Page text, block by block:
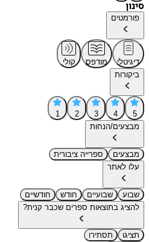
סינון
פורמטים
דיגיטלי מודפס
קולי
ביקורות
5
4
3
2
1
מבצעים/הנחות
מבצעים
ספרייה ציבורית
עלו לאתר
שבוע שבועיים חודש
חודשיים
להציג בתוצאות ספרים שכבר קנית?
תציגו
תסתירו